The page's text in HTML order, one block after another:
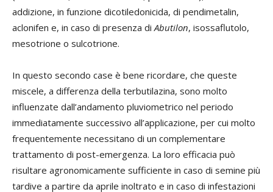
addizione, in funzione dicotiledonicida, di pendimetalin,
aclonifen e, in caso di presenza diAbutilon, isossaflutolo,
mesotrione o sulcotrione.
In questo secondo case è bene ricordare, che queste
miscele, a differenza della terbutilazina, sono molto
influenzate dall’andamento pluviometrico nel periodo
immediatamente successivo all’applicazione, per cui molto
frequentemente necessitano di un complementare
trattamento di post-emergenza. La loro efficacia può
risultare agronomicamente sufficiente in caso di semine più
tardive a partire da aprile inoltrato e in caso di infestazioni